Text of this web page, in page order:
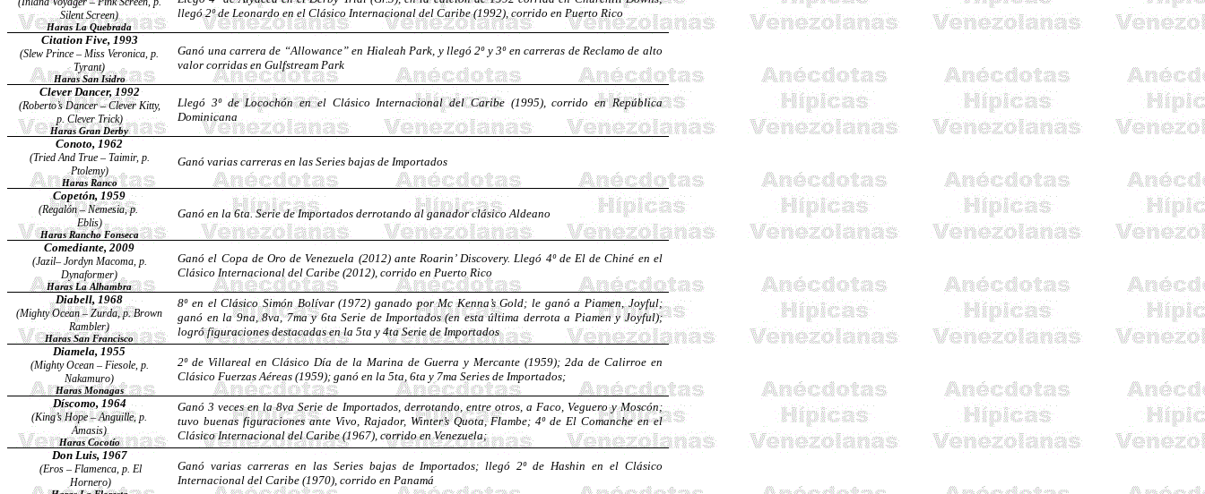
Silent Screen)
Haras La Quebrada
llegó 2º de Leonardo en el Clásico Internacional del Caribe (1992), corrido en Puerto Rico
Citation Five, 1993
(Slew Prince – Miss Veronica, p.
Tyrant)
Haras San Isidro
Ganó una carrera de “Allowance” en Hialeah Park, y llegó 2º y 3º en carreras de Reclamo de alto
valor corridas enGulfstream Park
Clever Dancer, 1992
(Roberto’s Dancer – Clever Kitty,
p. Clever Trick)
Haras Gran Derby
Llegó 3º deLocochónen el Clásico Internacional del Caribe (1995), corrido en República
Dominicana
Conoto, 1962
(TriedAndTrue – Taimir, p.
Ptolemy)
HarasRanco
Ganó varias carreras en las Series bajas de Importados
Copetón, 1959
(Regalón –Nemesia, p.
Eblis)
Haras Rancho Fonseca
Ganó en la 6ta. Serie de Importados derrotando al ganador clásico Aldeano
Comediante, 2009
(Jazil– Jordyn Macoma, p.
Dynaformer)
Haras La Alhambra
Ganó el Copa de Oro de Venezuela (2012) ante Roarin ’ Discovery. Llegó 4º de El de Chiné en el
Clásico Internacional del Caribe (2012), corrido en Puerto Rico
Diabell, 1968
(Mighty Ocean –Zurda, p. Brown
Rambler)
Haras San Francisco
8º en el Clásico Simón Bolívar (1972) ganado por McKenna’sGold; le ganó aPiamen,Joyful;
ganó en la 9na, 8va, 7ma y 6ta Serie de Importados (en esta última derrota a PiamenyJoyful);
logró figuraciones destacadas en la 5ta y 4ta Serie de Importados
Diamela, 1955
(Mighty Ocean– Fiesole, p.
Nakamuro)
Haras Monagas
2º de Villareal en Clásico Día de la Marina de Guerra y Mercante (1959); 2da de Calirroeen
Clásico Fuerzas Aéreas (1959); ganó en la 5ta, 6ta y 7ma Series de Importados;
Díscomo, 1964
(King’sHope –Anguille, p.
Amasis)
Haras Cocotío
Ganó 3 veces en la 8va Serie de Importados, derrotando, entre otros, a Faco, Veguero y Moscón;
tuvo buenas figuraciones ante Vivo, Rajador,Winter’s Quota,Flambe; 4º de El Comanche en el
Clásico Internacional del Caribe (1967), corrido en Venezuela;
Don Luis, 1967
(Eros – Flamenca, p. El
Hornero)
Ganó varias carreras en las Series bajas de Importados; llegó 2º deHashin en el Clásico
Internacional del Caribe (1970), corrido en Panamá